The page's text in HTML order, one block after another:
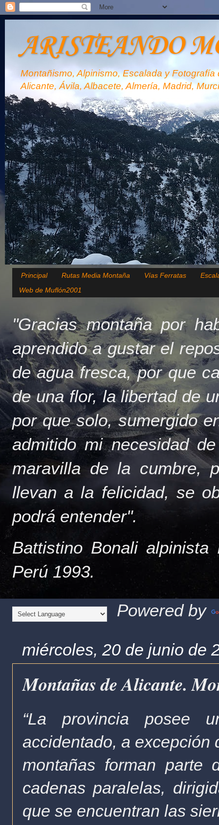
ARISTEANDO
Montañismo, Alpinismo, Escalada y
Alicante, Ávila, Albacete, Almería, Madrid,
Principal Rutas Media Montaña Vías Ferratas
Web de Muflón2001
"Gracias montaña por
aprendido a gustar el
de agua fresca, por que
de una flor, la libertad de
por que solo, sumergido
admitido mi necesidad
maravilla de la cumbre,
llevan a la felicidad, se
podrá entender".
Battistino Bonali
Perú 1993.
Powered by
miércoles, 20 de junio de
Montañas de Alicante.
“La provincia posee
accidentado, a excepción
montañas forman parte
cadenas paralelas,
que se encuentran las